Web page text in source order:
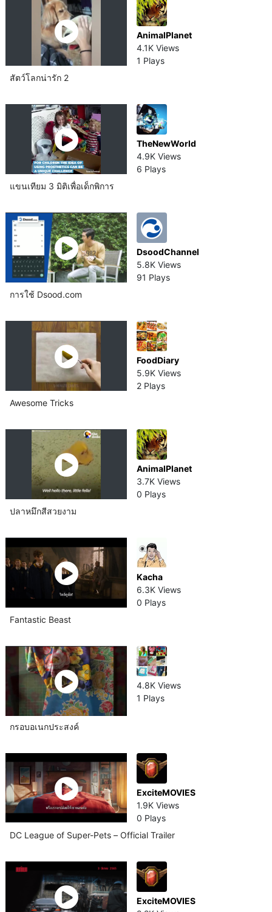
AnimalPlanet
4.1K Views
1 Plays
สัตว์โลก​น่ารัก 2
TheNewWorld
4.9K Views
6 Plays
แขนเทียม 3 มิติเพื่อเด็กพิการ
DsoodChannel
5.8K Views
91 Plays
การใช้ Dsood.com
FoodDiary
5.9K Views
2 Plays
Awesome Tricks
AnimalPlanet
3.7K Views
0 Plays
ปลาหมึกสีสวยงาม​
Kacha
6.3K Views
0 Plays
Fantastic Beast
4.8K Views
1 Plays
กรอบอเนกประสงค์​
ExciteMOVIES
1.9K Views
0 Plays
DC League of Super-Pets – Official Trailer
ExciteMOVIES